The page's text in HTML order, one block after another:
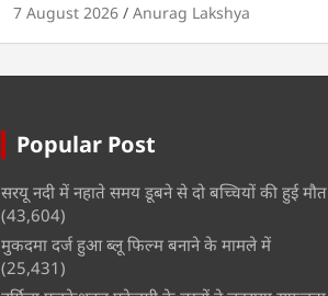
7 August 2026 Anurag Lakshya
Popular Post
सरयू नदी में नहाते समय डूबने से दो बच्चियों की हुई मौत
(43,604)
मुकदमा दर्ज हुआ ब्लू फिल्म बनाने के मामले में
(25,431)